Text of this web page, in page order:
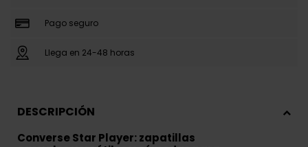
Pago seguro
Llega en 24-48 horas
DESCRIPCIÓN
Converse Star Player: zapatillas